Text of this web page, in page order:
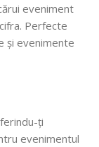
eveniment
Perfecte
și evenimente
ți
evenimentul